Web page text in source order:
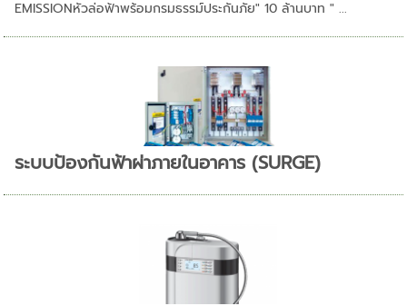
EMISSIONหัวล่อฟ้าพร้อมกรมธรรม์ประกันภัย" 10 ล้านบาท " ...
ระบบป้องกันฟ้าผ่าภายในอาคาร (SURGE)